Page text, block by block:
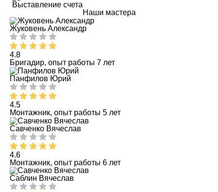
Выставление счета
Наши мастера
Жуковень Александр
4.8
Бригадир, опыт работы 7 лет
Панфилов Юрий
4.5
Монтажник, опыт работы 5 лет
Савченко Вячеслав
4.6
Монтажник, опыт работы 6 лет
Саблин Вячеслав